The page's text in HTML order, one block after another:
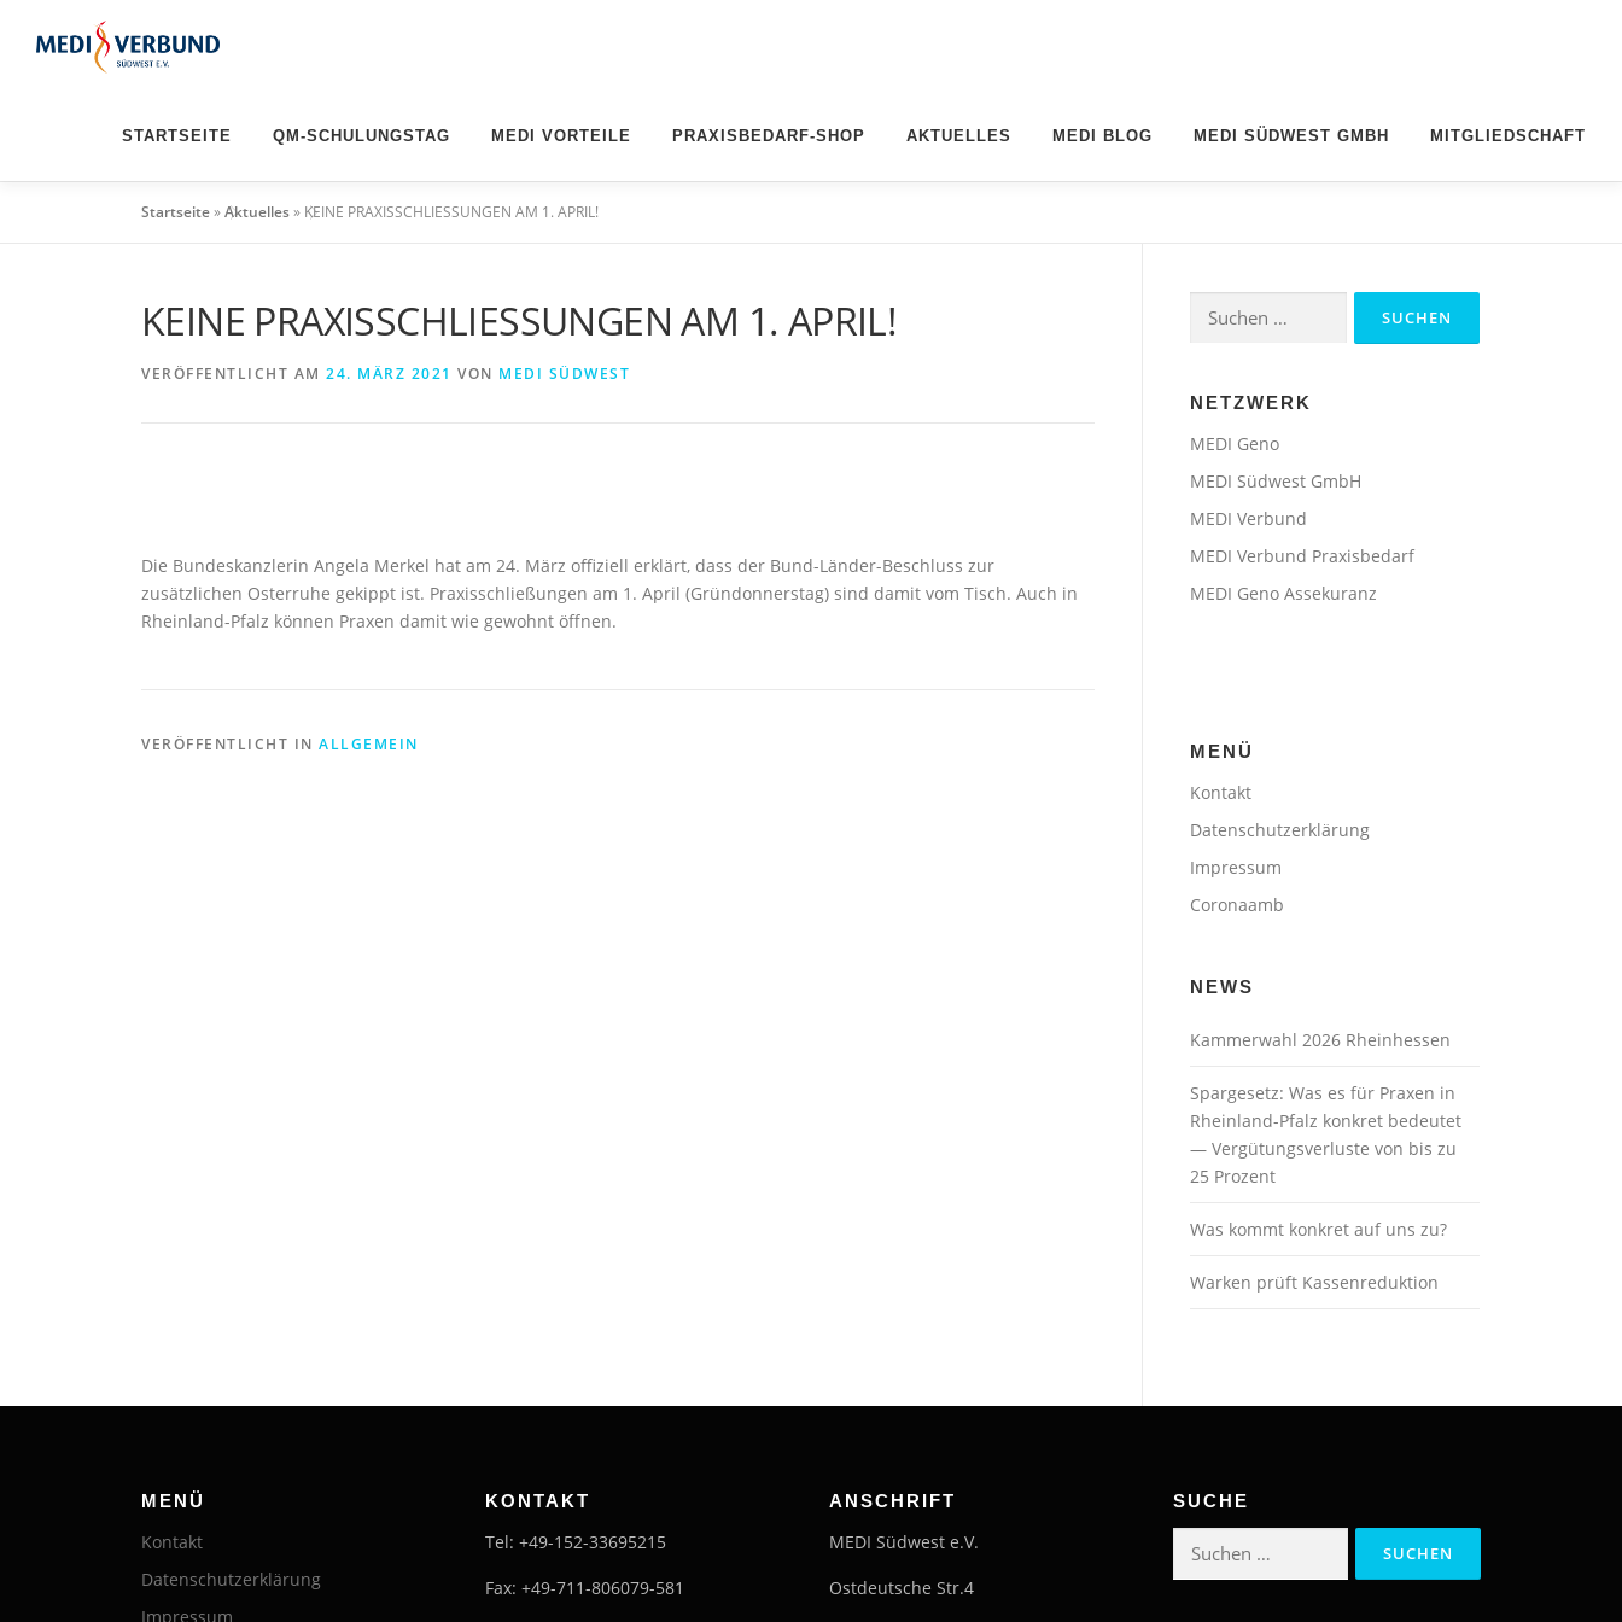
Inhalt
STARTSEITE QM-SCHULUNGSTAG MEDI VORTEILE PRAXISBEDARF-SHOP AKTUELLES MEDI BLOG MEDI SÜDWEST GMBH MITGLIEDSCHAFT
Startseite»Aktuelles» KEINE PRAXISSCHLIESSUNGEN AM 1. APRIL!
KEINE PRAXISSCHLIESSUNGEN AM 1. APRIL!
VERÖFFENTLICHT AM 24. MÄRZ 2021 VON MEDI SÜDWEST
Die Bundeskanzlerin Angela Merkel hat am 24. März offiziell erklärt, dass der Bund-Länder-Beschluss zur
zusätzlichen Osterruhe gekippt ist. Praxisschließungen am 1. April (Gründonnerstag) sind damit vom Tisch. Auch in
Rheinland-Pfalz können Praxen damit wie gewohnt öffnen.
VERÖFFENTLICHT IN ALLGEMEIN
Suchen
nach:
NETZWERK
MEDI Geno
MEDI Südwest GmbH
MEDI Verbund
MEDI Verbund Praxisbedarf
MEDI Geno Assekuranz
MENÜ
Kontakt
Datenschutzerklärung
Impressum
Coronaamb
NEWS
Kammerwahl 2026 Rheinhessen
Spargesetz: Was es für Praxen in
Rheinland-Pfalz konkret bedeutet
— Vergütungsverluste von bis zu
25 Prozent
Was kommt konkret auf uns zu?
Warken prüft Kassenreduktion
MENÜ
Kontakt
Datenschutzerklärung
Impressum
KONTAKT
Tel: +49-152-33695215
Fax: +49-711-806079-581
ANSCHRIFT
MEDI Südwest e.V.
Ostdeutsche Str.4
SUCHE
Suchen
nach: